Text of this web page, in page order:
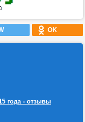
OK
года - отзывы